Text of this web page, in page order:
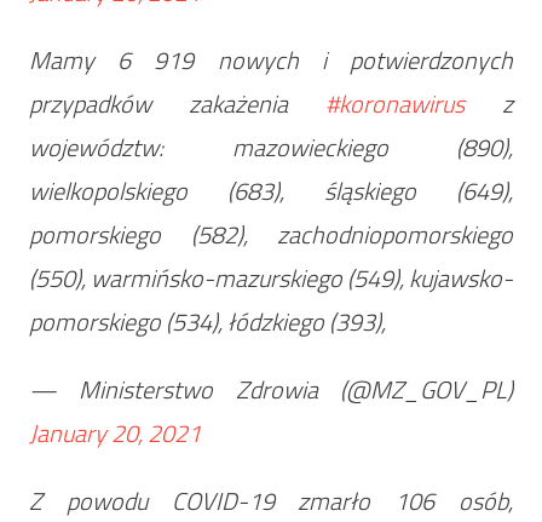
Mamy 6 919 nowych i potwierdzonych
przypadków zakażenia #koronawirusz
województw: mazowieckiego (890),
wielkopolskiego (683), śląskiego (649),
pomorskiego (582), zachodniopomorskiego
(550), warmińsko-mazurskiego (549), kujawsko-
pomorskiego (534), łódzkiego (393),
— Ministerstwo Zdrowia (@MZ_GOV_PL)
January 20, 2021
Z powodu COVID-19 zmarło 106 osób,